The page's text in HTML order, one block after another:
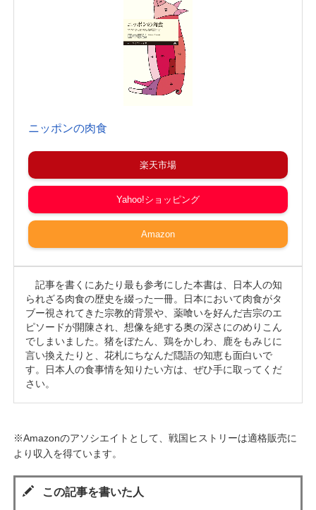
ニッポンの肉食
楽天市場
Yahoo!ショッピング
Amazon
記事を書くにあたり最も参考にした本書は、日本人の知
られざる肉食の歴史を綴った一冊。日本において肉食がタ
ブー視されてきた宗教的背景や、薬喰いを好んだ吉宗のエ
ピソードが開陳され、想像を絶する奥の深さにのめりこん
でしまいました。猪をぼたん、鶏をかしわ、鹿をもみじに
言い換えたりと、花札にちなんだ隠語の知恵も面白いで
す。日本人の食事情を知りたい方は、ぜひ手に取ってくだ
さい。
※Amazonのアソシエイトとして、戦国ヒストリーは適格販売に
より収入を得ています。
この記事を書いた人